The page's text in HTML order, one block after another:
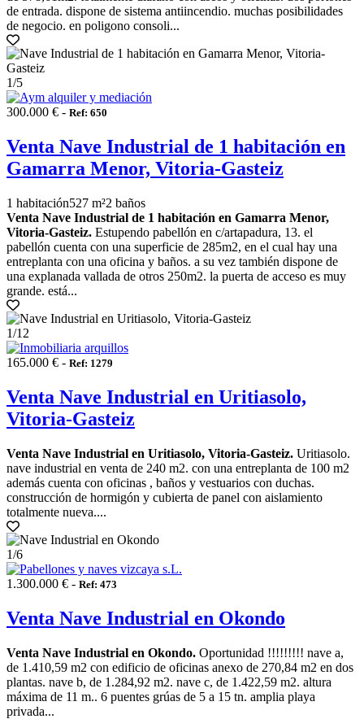
de entrada. dispone de sistema antiincendio. muchas posibilidades
de negocio. en poligono consoli...
1/5
300.000 € - Ref: 650
Venta Nave Industrial de 1 habitación en
Gamarra Menor, Vitoria-Gasteiz
1 habitación527 m²2 baños
Venta Nave Industrial de 1 habitación en Gamarra Menor,
Vitoria-Gasteiz. Estupendo pabellón en c/artapadura, 13. el
pabellón cuenta con una superficie de 285m2, en el cual hay una
entreplanta con una oficina y baños. a su vez también dispone de
una explanada vallada de otros 250m2. la puerta de acceso es muy
grande. está...
1/12
165.000 € - Ref: 1279
Venta Nave Industrial en Uritiasolo,
Vitoria-Gasteiz
Venta Nave Industrial en Uritiasolo, Vitoria-Gasteiz. Uritiasolo.
nave industrial en venta de 240 m2. con una entreplanta de 100 m2
además cuenta con oficinas , baños y vestuarios con duchas.
construcción de hormigón y cubierta de panel con aislamiento
totalmente nueva....
1/6
1.300.000 € - Ref: 473
Venta Nave Industrial en Okondo
Venta Nave Industrial en Okondo. Oportunidad !!!!!!!!! nave a,
de 1.410,59 m2 con edificio de oficinas anexo de 270,84 m2 en dos
plantas. nave b, de 1.284,92 m2. nave c, de 1.422,59 m2. altura
máxima de 11 m.. 6 puentes grúas de 5 a 15 tn. amplia playa
privada...